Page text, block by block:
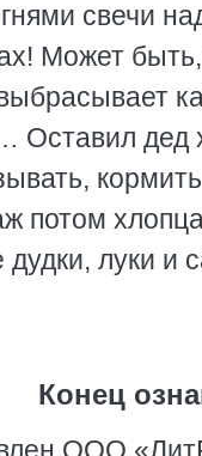
свечи
Может
дед
потом
дудки, луки
Конец